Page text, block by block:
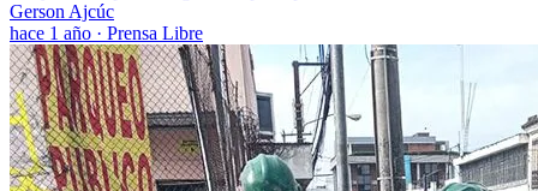
Gerson Ajcúc
hace 1 año · Prensa Libre